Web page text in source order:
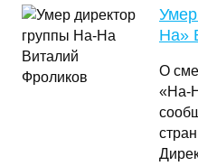
На»
О
«На-